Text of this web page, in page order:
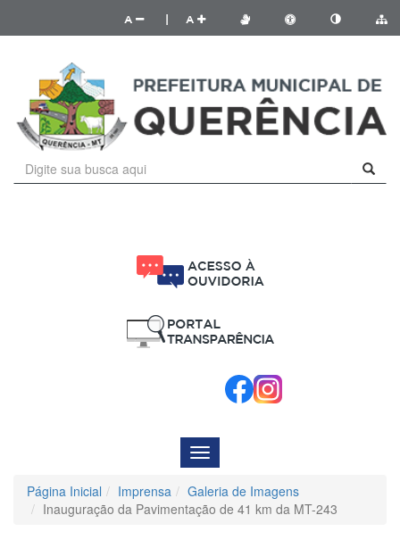
A A
Menu
de
Navegação
Página Inicial Imprensa
Galeria de Imagens
Inauguração da Pavimentação de 41 km da MT-243